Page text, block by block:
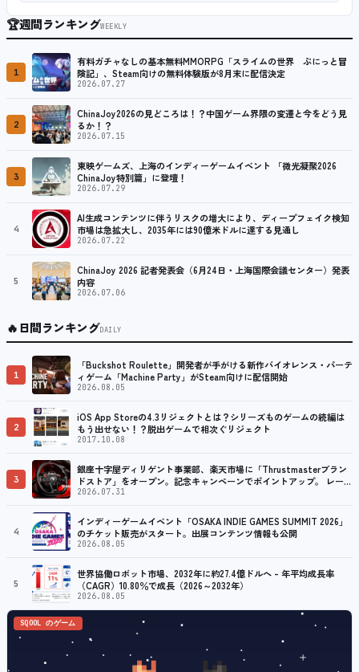
🏆週間ランキングWEEKLY
1
有料ガチャなしの基本無料MMORPG「スライムの世界 ぷにっと冒
険記」、Steam向けの無料体験版が8月末に配信決定
2026.07.27
2
ChinaJoy2026の見どころは！？中国ゲーム界隈の変遷と今をどう見
るか！？
2026.07.15
3
東映ゲームズ、上海のインディーゲームイベント 「微光凝聚2026
ChinaJoy特別篇」に登壇！
2026.07.29
4
AI生成コンテンツに伴うリスクの増大により、ディープフェイク検知
市場は急拡大し、2035年には90億米ドルに達する見通し
2026.07.22
5
ChinaJoy 2026 記者発表会（6月24日・上海国際会議センター）発表
内容
2026.07.06
🔥日間ランキングDAILY
1
「Buckshot Roulette」開発者が手がける新作バイオレンス・パーテ
ィゲーム「Machine Party」がSteam向けに配信開始
2026.08.05
2
iOS App Storeの4.3リジェクトとは？シリーズものゲームの続編は
もう出せない！？脱出ゲームで相次ぐリジェクト
2017.10.08
3
銀座十字屋ディリゲント事業部、楽天市場に「Thrustmasterブラン
ドストア」をオープン。記念キャンペーンでポイントアップ。 レーシ
ング／フライトシム向けコントローラーを中心に、幅広くラインナッ
2026.07.31
4
インディーゲームイベント「OSAKA INDIE GAMES SUMMIT 2026」
のチケット販売がスタート。出展コンテンツ情報も公開
2026.08.05
5
世界協働ロボット市場、2032年に約27.4億ドルへ – 年平均成長率
（CAGR）10.80％で成長（2026～2032年）
2026.08.05
SQOOL のゲーム